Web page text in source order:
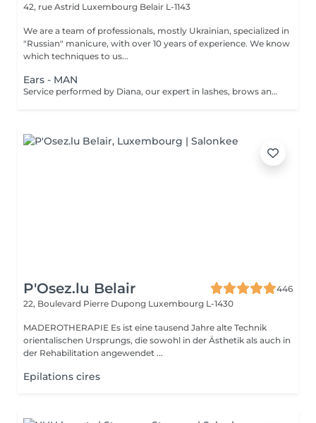
42, rue Astrid Luxembourg Belair L-1143
We are a team of professionals, mostly Ukrainian, specialized in
"Russian" manicure, with over 10 years of experience. We know
which techniques to us...
Ears - MAN
Service performed by Diana, our expert in lashes, brows and hair removal, with over 10 years of experience, ensuring precision and high-quality results.
P'Osez.lu Belair
446
22, Boulevard Pierre Dupong Luxembourg L-1430
MADEROTHERAPIE Es ist eine tausend Jahre alte Technik
orientalischen Ursprungs, die sowohl in der Ästhetik als auch in
der Rehabilitation angewendet ...
Epilations cires